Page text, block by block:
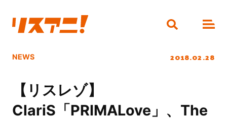
NEWS 2018.02.28
【リスレゾ】
ClariS「PRIMALove」、The